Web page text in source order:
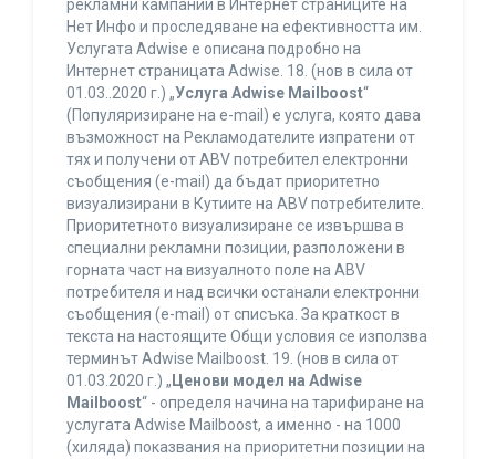
рекламни кампании в Интернет страниците на
Нет Инфо и проследяване на ефективността им.
Услугата Adwise е описана подробно на
Интернет страницата Adwise. 18. (нов в сила от
01.03..2020 г.) „Услуга Adwise Mailboost“
(Популяризиране на e-mail) е услуга, която дава
възможност на Рекламодателите изпратени от
тях и получени от ABV потребител електронни
съобщения (e-mail) да бъдат приоритетно
визуализирани в Кутиите на ABV потребителите.
Приоритетното визуализиране се извършва в
специални рекламни позиции, разположени в
горната част на визуалното поле на ABV
потребителя и над всички останали електронни
съобщения (e-mail) от списъка. За краткост в
текста на настоящите Общи условия се използва
терминът Adwise Mailboost. 19. (нов в сила от
01.03.2020 г.) „ Ценови модел на Adwise
Mailboost“ - определя начина на тарифиране на
услугата Adwise Mailboost, а именно - на 1000
(хиляда) показвания на приоритетни позиции на